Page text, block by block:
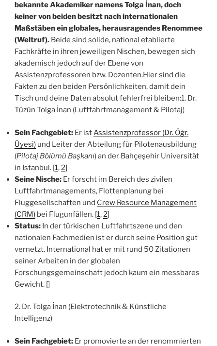
bekannte Akademiker namens Tolga İnan, doch
keiner von beiden besitzt nach internationalen
Maßstäben ein globales, herausragendes Renommee
(Weltruf). Beide sind solide, national etablierte
Fachkräfte in ihren jeweiligen Nischen, bewegen sich
akademisch jedoch auf der Ebene von
Assistenzprofessoren bzw. Dozenten.Hier sind die
Fakten zu den beiden Persönlichkeiten, damit dein
Tisch und deine Daten absolut fehlerfrei bleiben:1. Dr.
Tüzün Tolga İnan (Luftfahrtmanagement & Pilotaj)
Sein Fachgebiet: Er ist Assistenzprofessor (Dr. Öğr.
Üyesi) und Leiter der Abteilung für Pilotenausbildung
(Pilotaj Bölümü Başkanı) an der Bahçeşehir Universität
in Istanbul. [1, 2]
Seine Nische: Er forscht im Bereich des zivilen
Luftfahrtmanagements, Flottenplanung bei
Fluggesellschaften und Crew Resource Management
(CRM) bei Flugunfällen. [1, 2]
Status: In der türkischen Luftfahrtszene und den
nationalen Fachmedien ist er durch seine Position gut
vernetzt. International hat er mit rund 50 Zitationen
seiner Arbeiten in der globalen
Forschungsgemeinschaft jedoch kaum ein messbares
Gewicht. []
2. Dr. Tolga İnan (Elektrotechnik & Künstliche
Intelligenz)
Sein Fachgebiet: Er promovierte an der renommierten